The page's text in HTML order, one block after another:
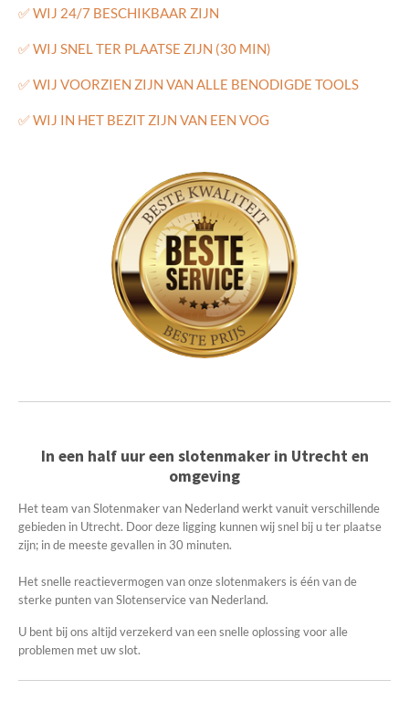
✅WIJ 24/7 BESCHIKBAAR ZIJN
✅WIJ SNEL TER PLAATSE ZIJN (30 MIN)
✅WIJ VOORZIEN ZIJN VAN ALLE BENODIGDE TOOLS
✅WIJ IN HET BEZIT ZIJN VAN EEN VOG
In een half uur een slotenmaker in Utrecht en
omgeving
Het team van Slotenmaker van Nederland werkt vanuit verschillende
gebieden in Utrecht. Door deze ligging kunnen wij snel bij u ter plaatse
zijn; in de meeste gevallen in 30 minuten.
Het snelle reactievermogen van onze slotenmakers is één van de
sterke punten van Slotenservice van Nederland.
U bent bij ons altijd verzekerd van een snelle oplossing voor alle
problemen met uw slot.